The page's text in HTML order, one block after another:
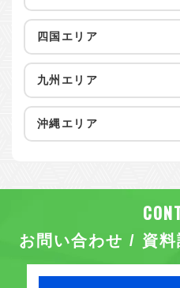
お問い合わせ / 資
四国エリア
九州エリア
沖縄エリア